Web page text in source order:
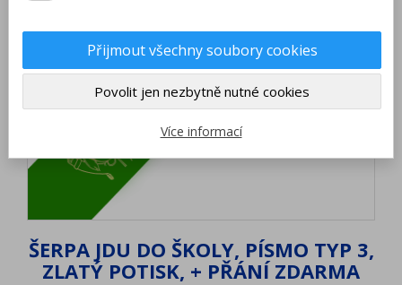
ŠERPA JDU DO ŠKOLY, PÍSMO TYP 3,
ZLATÝ POTISK, + PŘÁNÍ ZDARMA
Přijmout všechny soubory cookies
Povolit jen nezbytně nutné cookies
Více informací